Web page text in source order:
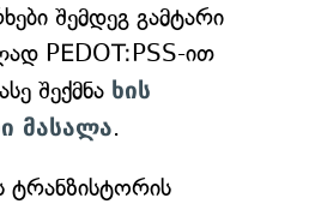
შემდეგ გამტარი
PEDOT:PSS-ით
შექმნა ხის
მასალა.
ტრანზისტორის